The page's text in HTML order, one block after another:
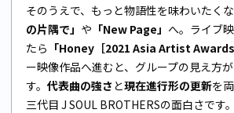
そのうえで、もっと物語性を味わいたく
の片隅で」 や 「New Page」 へ。ライブ
たら 「Honey［2021 Asia Artist Awards
ー映像作品へ進むと、グループの見え方
す。 代表曲の強さ と現在進行形の更新を
三代目 J SOUL BROTHERSの面白さです。